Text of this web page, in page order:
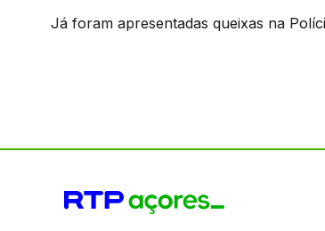
Já foram apresentadas queixas na